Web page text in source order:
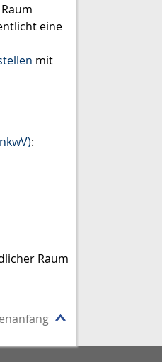
eine
mit
:
Raum